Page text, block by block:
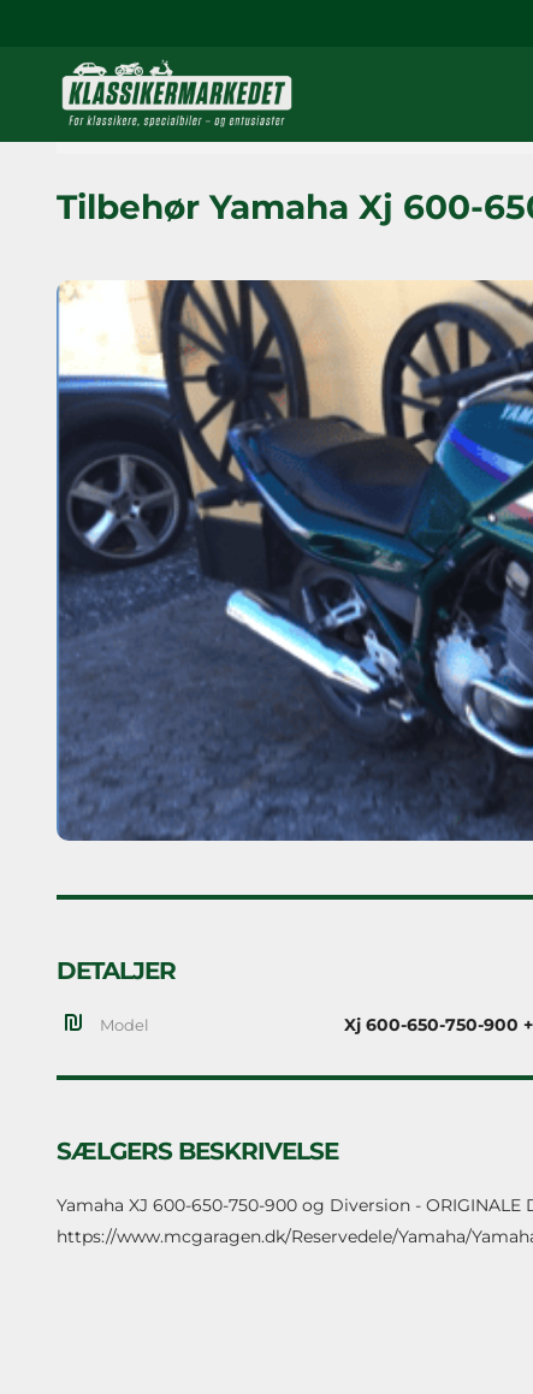
Tilbehør Yamaha Xj 600-
DETALJER
Model
SÆLGERS BESKRIVELSE
Yamaha XJ 600-650-750-900 og Diversion - ORIGINALE
https://www.mcgaragen.dk/Reservedele/Yamaha/